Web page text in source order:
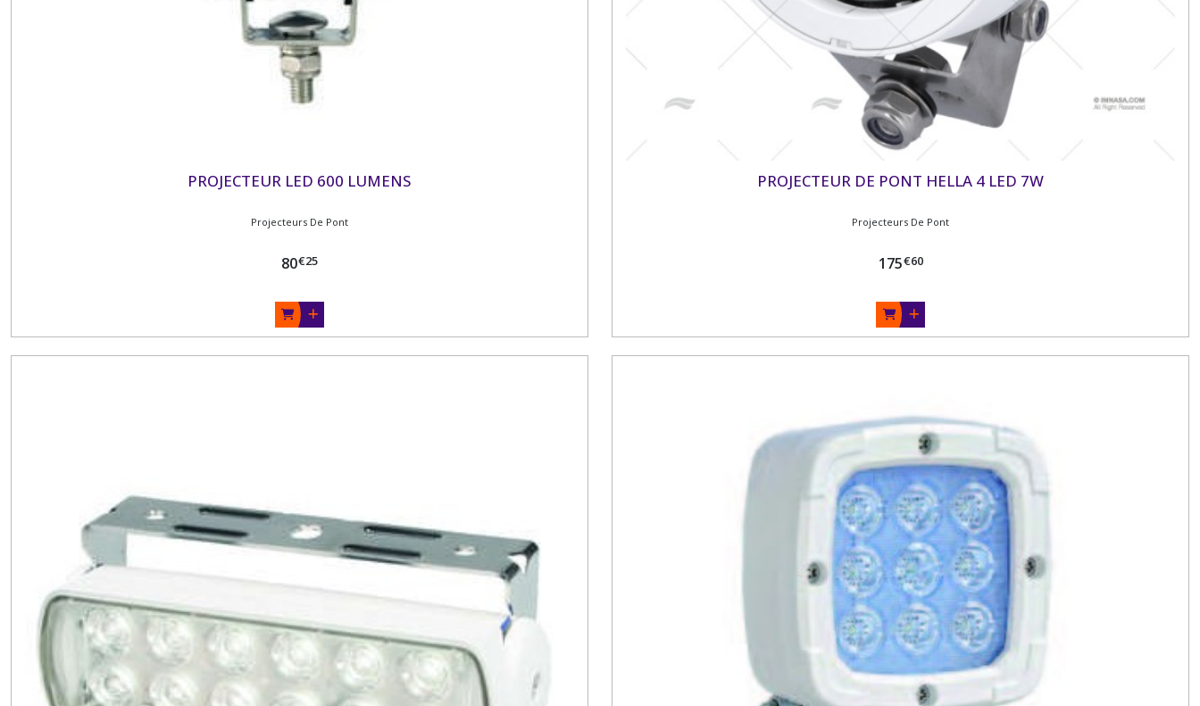
PROJECTEUR LED 600 LUMENS
Projecteurs De Pont
80€25
PROJECTEUR DE PONT HELLA 4 LED 7W
Projecteurs De Pont
175€60